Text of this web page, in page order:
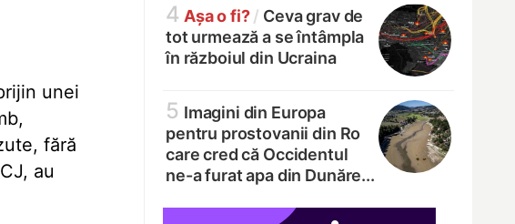
4 Așa o fi? / Ceva grav de
tot urmează a se întâmpla
în războiul din Ucraina
5 Imagini din Europa
pentru prostovanii din Ro
care cred că Occidentul
ne-a furat apa din Dunăre...
unei
fără
au